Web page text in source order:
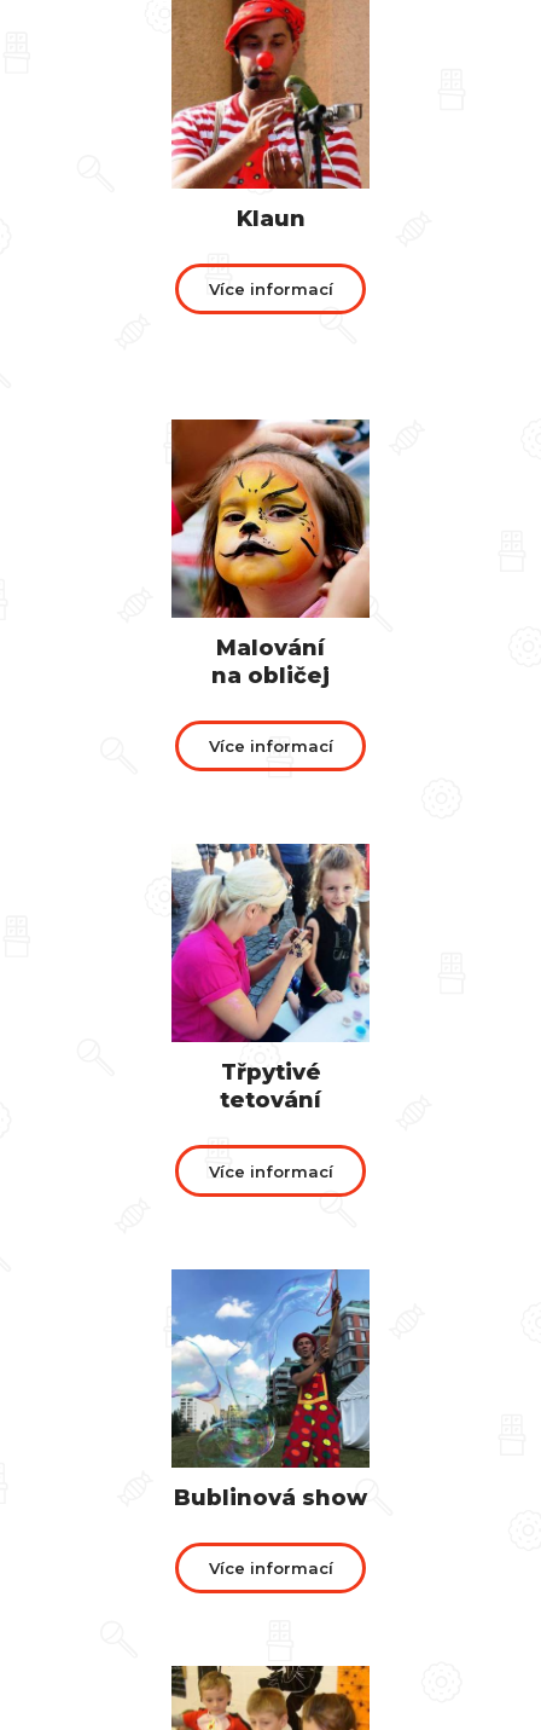
Klaun
Více informací
Malování
na obličej
Více informací
Třpytivé
tetování
Více informací
Bublinová show
Více informací